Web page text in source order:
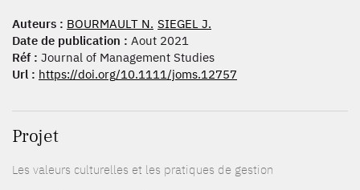
Auteurs : BOURMAULT N. SIEGEL J.
Date de publication : Aout 2021
Réf : Journal of Management Studies
Url : https://doi.org/10.1111/joms.12757
Projet
Les valeurs culturelles et les pratiques de gestion